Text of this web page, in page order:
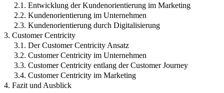
2.1. Entwicklung der Kundenorientierung im Marketing
2.2. Kundenorientierung im Unternehmen
2.3. Kundenorientierung durch Digitalisierung
3. Customer Centricity
3.1. Der Customer Centricity Ansatz
3.2. Customer Centricity im Unternehmen
3.3. Customer Centricity entlang der Customer Journey
3.4. Customer Centricity im Marketing
4. Fazit und Ausblick